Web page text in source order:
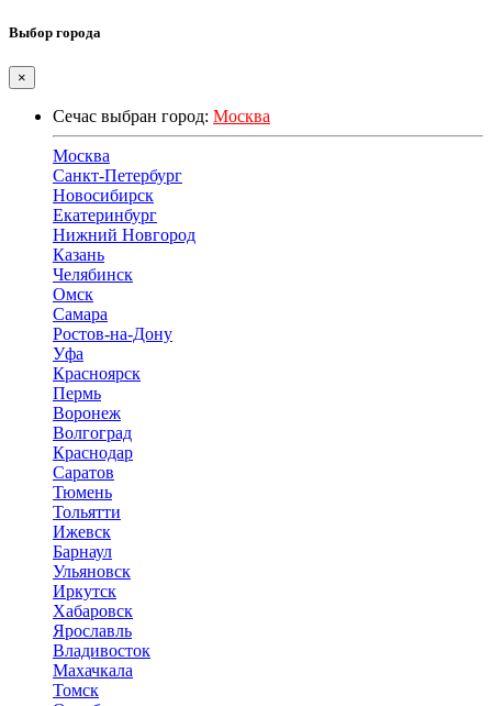
Выбор города
×
Сечас выбран город: Москва
Москва
Санкт-Петербург
Новосибирск
Екатеринбург
Нижний Новгород
Казань
Челябинск
Омск
Самара
Ростов-на-Дону
Уфа
Красноярск
Пермь
Воронеж
Волгоград
Краснодар
Саратов
Тюмень
Тольятти
Ижевск
Барнаул
Ульяновск
Иркутск
Хабаровск
Ярославль
Владивосток
Махачкала
Томск